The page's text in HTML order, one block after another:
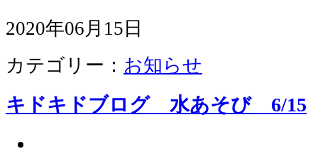
2020年06月15日
カテゴリー： お知らせ
キドキドブログ 水あそび 6/15